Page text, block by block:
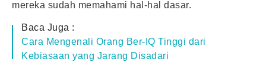
mereka sudah memahami hal-hal dasar.
Baca Juga :
Cara Mengenali Orang Ber-IQ Tinggi dari
Kebiasaan yang Jarang Disadari